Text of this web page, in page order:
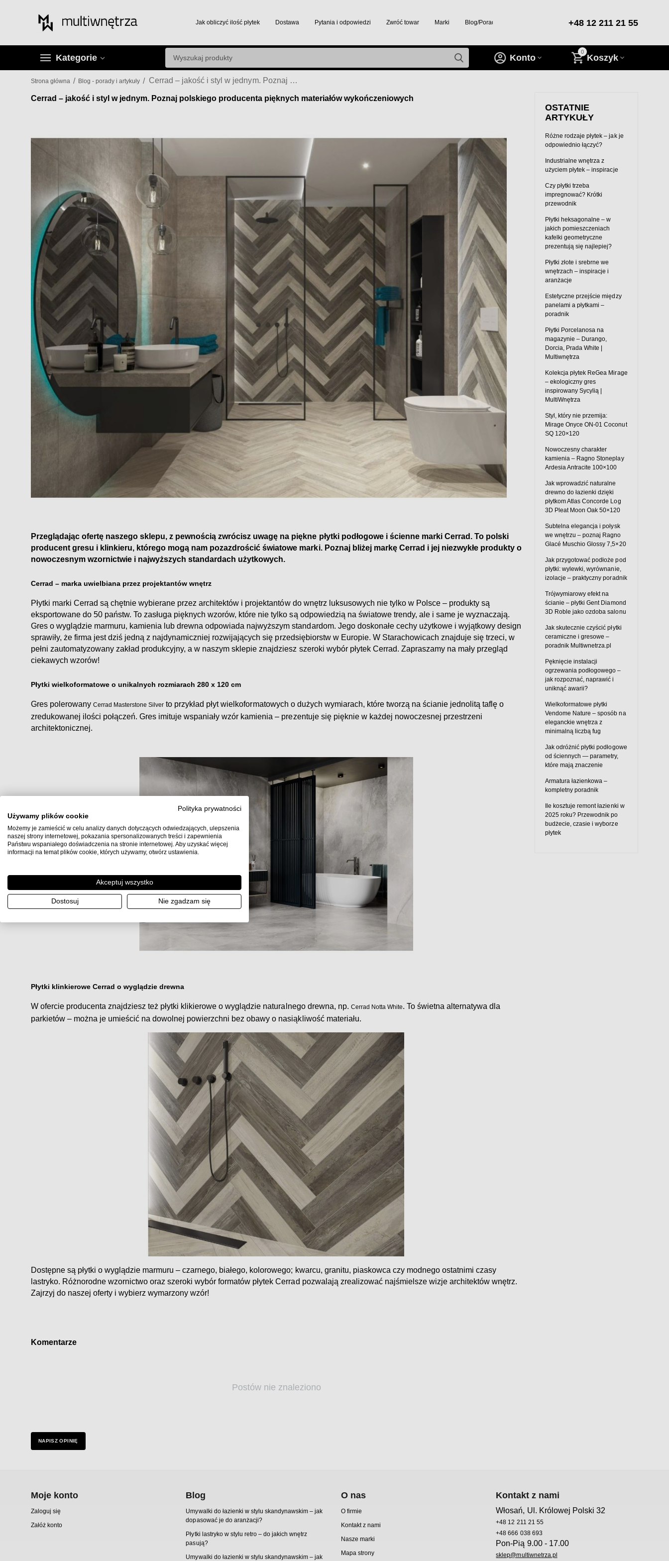
Jak obliczyć ilość płytek Dostawa Pytania i odpowiedzi Zwróć towar Marki Blog/Porady/Inspiracje +48 12 211 21 55
Kategorie
0
Koszyk
Konto
Strona główna / Blog - porady i artykuły / Cerrad – jakość i styl w jednym. Poznaj polskiego producenta pięknych materiałów wykończeniowych
Cerrad – jakość i styl w jednym. Poznaj polskiego producenta pięknych materiałów wykończeniowych
Przeglądając ofertę naszego sklepu, z pewnością zwrócisz uwagę na piękne płytki podłogowe i ścienne marki Cerrad. To polski
producent gresu i klinkieru, którego mogą nam pozazdrościć światowe marki. Poznaj bliżej markę Cerrad i jej niezwykłe produkty o
nowoczesnym wzornictwie i najwyższych standardach użytkowych.
Cerrad – marka uwielbiana przez projektantów wnętrz
Płytki marki Cerrad są chętnie wybierane przez architektów i projektantów do wnętrz luksusowych nie tylko w Polsce – produkty są
eksportowane do 50 państw. To zasługa pięknych wzorów, które nie tylko są odpowiedzią na światowe trendy, ale i same je wyznaczają.
Gres o wyglądzie marmuru, kamienia lub drewna odpowiada najwyższym standardom. Jego doskonałe cechy użytkowe i wyjątkowy design
sprawiły, że firma jest dziś jedną z najdynamiczniej rozwijających się przedsiębiorstw w Europie. W Starachowicach znajduje się trzeci, w
pełni zautomatyzowany zakład produkcyjny, a w naszym sklepie znajdziesz szeroki wybór płytek Cerrad. Zapraszamy na mały przegląd
ciekawych wzorów!
Płytki wielkoformatowe o unikalnych rozmiarach 280 x 120 cm
Gres polerowanyCerrad Masterstone Silver to przykład płyt wielkoformatowych o dużych wymiarach, które tworzą na ścianie jednolitą taflę o
zredukowanej ilości połączeń. Gres imituje wspaniały wzór kamienia – prezentuje się pięknie w każdej nowoczesnej przestrzeni
architektonicznej.
Płytki klinkierowe Cerrad o wyglądzie drewna
W ofercie producenta znajdziesz też płytki klikierowe o wyglądzie naturalnego drewna, np. Cerrad Notta White. To świetna alternatywa dla
parkietów – można je umieścić na dowolnej powierzchni bez obawy o nasiąkliwość materiału.
Dostępne są płytki o wyglądzie marmuru – czarnego, białego, kolorowego; kwarcu, granitu, piaskowca czy modnego ostatnimi czasy
lastryko. Różnorodne wzornictwo oraz szeroki wybór formatów płytek Cerrad pozwalają zrealizować najśmielsze wizje architektów wnętrz.
Zajrzyj do naszej oferty i wybierz wymarzony wzór!
Komentarze
Postów nie znaleziono
NAPISZ OPINIĘ
OSTATNIE
ARTYKUŁY
Różne rodzaje płytek – jak je
odpowiednio łączyć?
Industrialne wnętrza z
użyciem płytek – inspiracje
Czy płytki trzeba
impregnować? Krótki
przewodnik
Płytki heksagonalne – w
jakich pomieszczeniach
kafelki geometryczne
prezentują się najlepiej?
Płytki złote i srebrne we
wnętrzach – inspiracje i
aranżacje
Estetyczne przejście między
panelami a płytkami –
poradnik
Płytki Porcelanosa na
magazynie – Durango,
Dorcia, Prada White |
Multiwnętrza
Kolekcja płytek ReGea Mirage
– ekologiczny gres
inspirowany Sycylią |
MultiWnętrza
Styl, który nie przemija:
Mirage Onyce ON-01 Coconut
SQ 120×120
Nowoczesny charakter
kamienia – Ragno Stoneplay
Ardesia Antracite 100×100
Jak wprowadzić naturalne
drewno do łazienki dzięki
płytkom Atlas Concorde Log
3D Pleat Moon Oak 50×120
Subtelna elegancja i połysk
we wnętrzu – poznaj Ragno
Glacé Muschio Glossy 7,5×20
Jak przygotować podłoże pod
płytki: wylewki, wyrównanie,
izolacje – praktyczny poradnik
Trójwymiarowy efekt na
ścianie – płytki Gent Diamond
3D Roble jako ozdoba salonu
Jak skutecznie czyścić płytki
ceramiczne i gresowe –
poradnik Multiwnetrza.pl
Pęknięcie instalacji
ogrzewania podłogowego –
jak rozpoznać, naprawić i
uniknąć awarii?
Wielkoformatowe płytki
Vendome Nature – sposób na
eleganckie wnętrza z
minimalną liczbą fug
Jak odróżnić płytki podłogowe
od ściennych — parametry,
które mają znaczenie
Armatura łazienkowa –
kompletny poradnik
Ile kosztuje remont łazienki w
2025 roku? Przewodnik po
budżecie, czasie i wyborze
płytek
Moje konto
Zaloguj się
Załóż konto
Blog
Umywalki do łazienki w stylu skandynawskim – jak
dopasować je do aranżacji?
Płytki lastryko w stylu retro – do jakich wnętrz
pasują?
Umywalki do łazienki w stylu skandynawskim – jak
O nas
O firmie
Kontakt z nami
Nasze marki
Mapa strony
Kontakt z nami
Włosań, Ul. Królowej Polski 32
+48 12 211 21 55
+48 666 038 693
Pon-Pią 9.00 - 17.00
sklep@multiwnetrza.pl
Polityka prywatności
Używamy plików cookie
Możemy je zamieścić w celu analizy danych dotyczących odwiedzających, ulepszenia
naszej strony internetowej, pokazania spersonalizowanych treści i zapewnienia
Państwu wspaniałego doświadczenia na stronie internetowej. Aby uzyskać więcej
informacji na temat plików cookie, których używamy, otwórz ustawienia.
Akceptuj wszystko
Dostosuj Nie zgadzam się